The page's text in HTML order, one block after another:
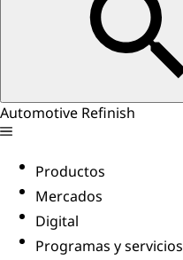
Automotive Refinish
Productos
Mercados
Digital
Programas y servicios